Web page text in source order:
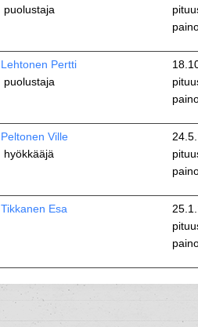
puolustaja
Lehtonen Pertti
puolustaja
Peltonen Ville
hyökkääjä
Tikkanen Esa